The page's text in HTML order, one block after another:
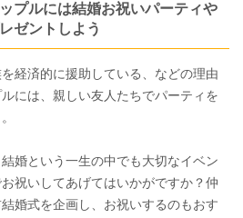
プルには結婚お祝いパーティや
ゼントしよう
経済的に援助している、などの理由
には、親しい友人たちでパーティを
婚という一生の中でも大切なイベン
祝いしてあげてはいかがですか？仲
婚式を企画し、お祝いするのもおす